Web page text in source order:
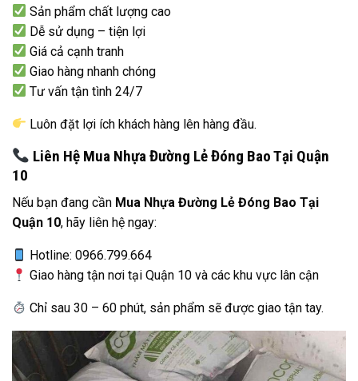
Sản phẩm chất lượng cao
Dễ sử dụng – tiện lợi
Giá cả cạnh tranh
Giao hàng nhanh chóng
Tư vấn tận tình 24/7
Luôn đặt lợi ích khách hàng lên hàng đầu.
Liên Hệ Mua Nhựa Đường Lẻ Đóng Bao Tại Quận
10
Nếu bạn đang cần Mua Nhựa Đường Lẻ Đóng Bao Tại
Quận 10, hãy liên hệ ngay:
Hotline: 0966.799.664
Giao hàng tận nơi tại Quận 10 và các khu vực lân cận
Chỉ sau 30 – 60 phút, sản phẩm sẽ được giao tận tay.